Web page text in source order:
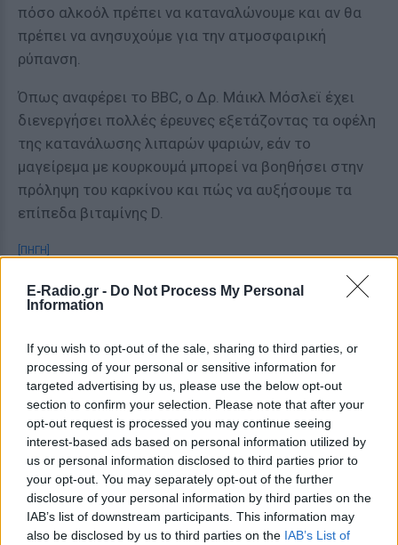
E-Radio.gr - Do Not Process My Personal
Information
If you wish to opt-out of the sale, sharing to third parties, or
processing of your personal or sensitive information for
targeted advertising by us, please use the below opt-out
section to confirm your selection. Please note that after your
opt-out request is processed you may continue seeing
interest-based ads based on personal information utilized by
us or personal information disclosed to third parties prior to
your opt-out. You may separately opt-out of the further
disclosure of your personal information by third parties on the
IAB’s list of downstream participants. This information may
also be disclosed by us to third parties on the IAB’s List of
πόσο αλκοόλ πρέπει να καταναλώνουμε και αν θα
πρέπει να ανησυχούμε για την ατμοσφαιρική
ρύπανση.
Όπως αναφέρει το BBC, ο Δρ. Μάικλ Μόσλεϊ έχει
διενεργήσει πολλές έρευνες εξετάζοντας τα οφέλη
της κατανάλωσης λιπαρών ψαριών, εάν το
μαγείρεμα με κουρκουμά μπορεί να βοηθήσει στην
πρόληψη του καρκίνου και πώς να αυξήσουμε τα
επίπεδα βιταμίνης D.
[ΠΗΓΗ]